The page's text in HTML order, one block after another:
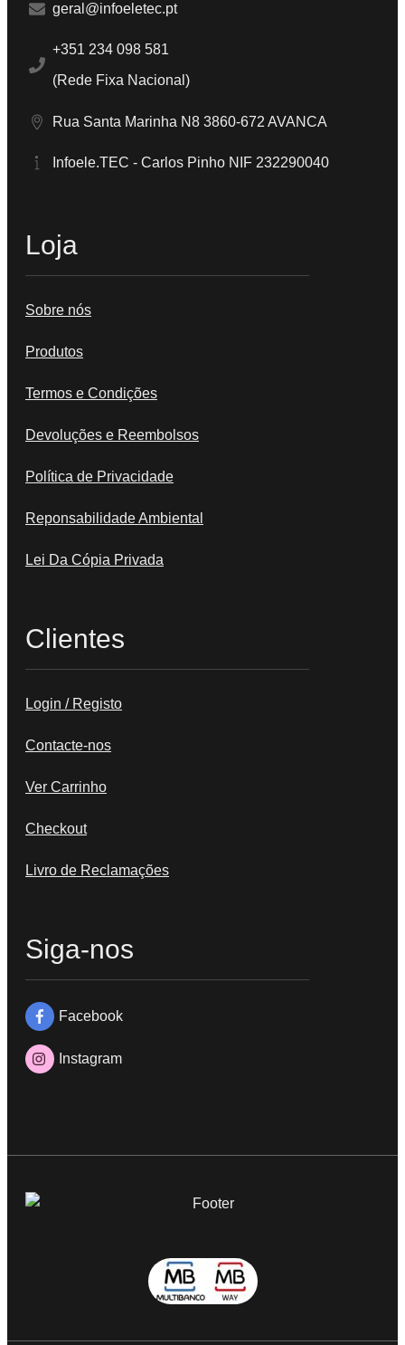
geral@infoeletec.pt
+351 234 098 581
(Rede Fixa Nacional)
Rua Santa Marinha N8 3860-672 AVANCA
Infoele.TEC - Carlos Pinho NIF 232290040
Loja
Sobre nós
Produtos
Termos e Condições
Devoluções e Reembolsos
Política de Privacidade
Reponsabilidade Ambiental
Lei Da Cópia Privada
Clientes
Login / Registo
Contacte-nos
Ver Carrinho
Checkout
Livro de Reclamações
Siga-nos
Facebook
Instagram